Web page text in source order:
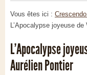
Vous êtes ici :
L’Apocalypse joyeuse
L’Apocalypse
Aurélien Pontier